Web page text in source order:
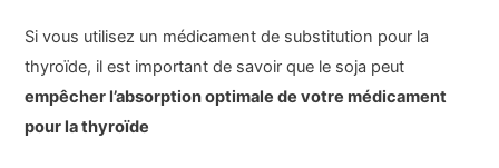
Si vous utilisez un médicament de substitution pour la
thyroïde, il est important de savoir que le soja peut
empêcher l’absorption optimale de votre médicament
pour la thyroïde